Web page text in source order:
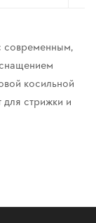
современным,
косильной
стрижки и